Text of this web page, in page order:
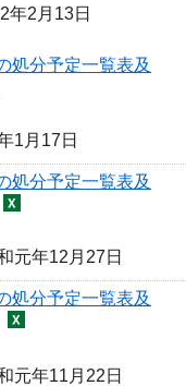
2月13日
処分予定一覧表及
1月17日
処分予定一覧表及
元年12月27日
処分予定一覧表及
元年11月22日